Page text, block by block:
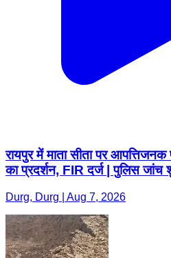
रायपुर में माता सीता पर
का प्रदर्शन, FIR दर्ज | पुलिस जांच
Durg, Durg | Aug 7, 2026